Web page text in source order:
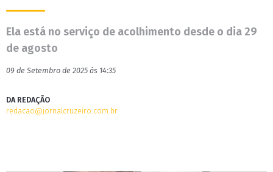
Ela está no serviço de acolhimento desde o dia 29
de agosto
09 de Setembro de 2025 às 14:35
DA REDAÇÃO
redacao@jornalcruzeiro.com.br